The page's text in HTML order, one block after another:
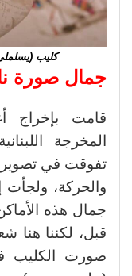
كليب
جمال صورة
قامت بإخراج
المخرجة
تفوقت في تصوير
والحركة، ولجأت
جمال هذه
قبل، لكننا هنا
صورت الكليب